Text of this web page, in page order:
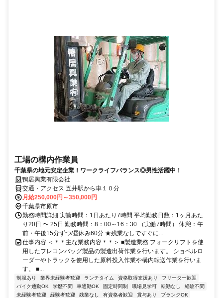
工場の構内作業員
千葉県の地元安定企業！ワークライフバランス◎男性活躍中！
鴨居興業有限会社
交通・アクセス 五井駅から車１０分
月給250,000円～350,000円
千葉県市原市
勤務時間詳細 実働時間：1日あたり7時間 平均勤務日数：1ヶ月あた
り20日 〜 25日 勤務時間：8：00～16：30 （実働7時間） 休憩：午
前・午後15分ずつ/昼休み60分 ★残業なしですぐに...
仕事内容 ＜＊＊主な業務内容＊＊＞ ■製造業務 フォークリフトを使
用したフレコンバッグ製品の製造出荷作業を行います。 ショベルロ
ーダーやトラックを使用した原料投入作業や構内転送作業を行いま
す。 ■...
制服あり 業界未経験者歓迎 ランチタイム 資格取得支援あり
フリーター歓迎
バイク通勤OK
学歴不問 車通勤OK 固定時間制 職場見学可 転勤なし
経験不問
未経験者歓迎
経験者歓迎 残業なし 有資格者歓迎 賞与あり
ブランクOK